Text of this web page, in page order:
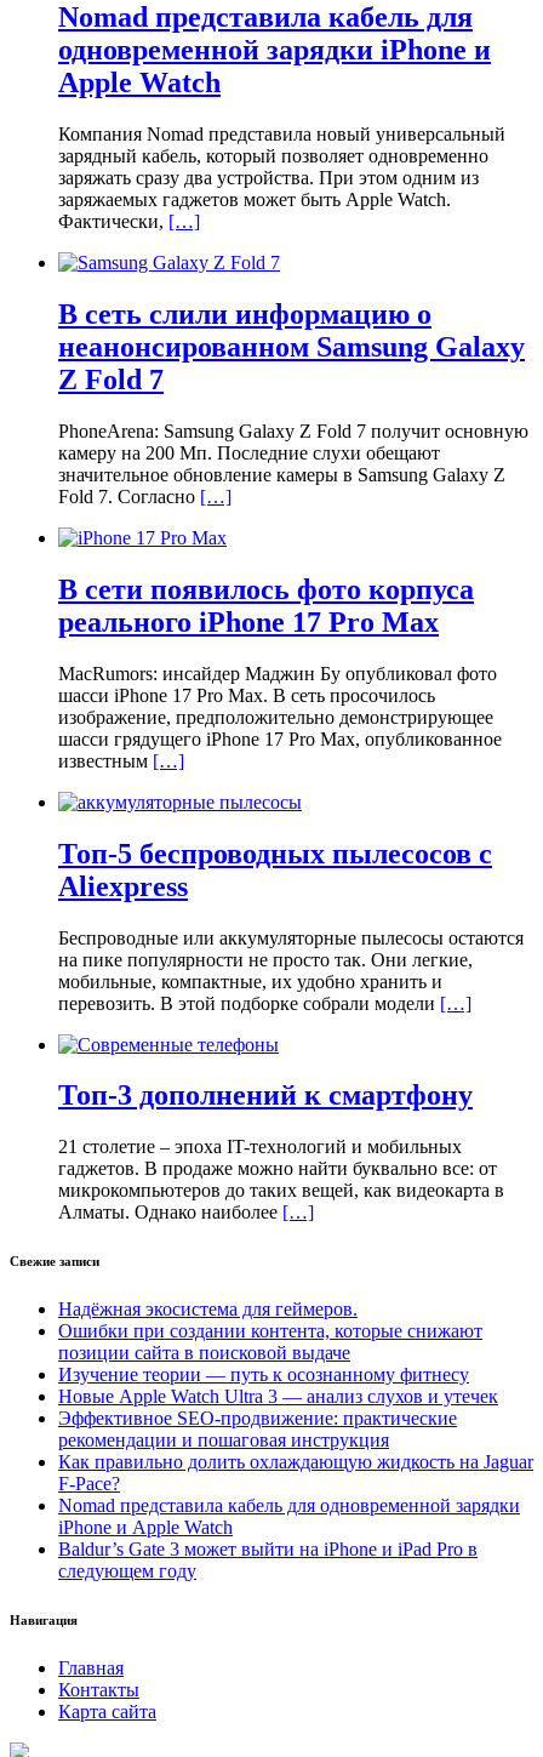
Nomad представила кабель для
одновременной зарядки iPhone и
Apple Watch
Компания Nomad представила новый универсальный
зарядный кабель, который позволяет одновременно
заряжать сразу два устройства. При этом одним из
заряжаемых гаджетов может быть Apple Watch.
Фактически, […]
В сеть слили информацию о
неанонсированном Samsung Galaxy
Z Fold 7
PhoneArena: Samsung Galaxy Z Fold 7 получит основную
камеру на 200 Мп. Последние слухи обещают
значительное обновление камеры в Samsung Galaxy Z
Fold 7. Согласно […]
В сети появилось фото корпуса
реального iPhone 17 Pro Max
MacRumors: инсайдер Маджин Бу опубликовал фото
шасси iPhone 17 Pro Max. В сеть просочилось
изображение, предположительно демонстрирующее
шасси грядущего iPhone 17 Pro Max, опубликованное
известным […]
Топ-5 беспроводных пылесосов с
Aliexpress
Беспроводные или аккумуляторные пылесосы остаются
на пике популярности не просто так. Они легкие,
мобильные, компактные, их удобно хранить и
перевозить. В этой подборке собрали модели […]
Топ-3 дополнений к смартфону
21 столетие – эпоха IT-технологий и мобильных
гаджетов. В продаже можно найти буквально все: от
микрокомпьютеров до таких вещей, как видеокарта в
Алматы. Однако наиболее […]
Свежие записи
Надёжная экосистема для геймеров.
Ошибки при создании контента, которые снижают
позиции сайта в поисковой выдаче
Изучение теории — путь к осознанному фитнесу
Новые Apple Watch Ultra 3 — анализ слухов и утечек
Эффективное SEO-продвижение: практические
рекомендации и пошаговая инструкция
Как правильно долить охлаждающую жидкость на Jaguar
F-Pace?
Nomad представила кабель для одновременной зарядки
iPhone и Apple Watch
Baldur’s Gate 3 может выйти на iPhone и iPad Pro в
следующем году
Навигация
Главная
Контакты
Карта сайта